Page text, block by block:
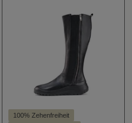
100% Zehenfreiheit